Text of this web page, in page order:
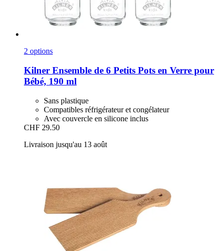
2 options
Kilner Ensemble de 6 Petits Pots en Verre pour
Bébé, 190 ml
Sans plastique
Compatibles réfrigérateur et congélateur
Avec couvercle en silicone inclus
CHF 29.50
Livraison jusqu'au 13 août